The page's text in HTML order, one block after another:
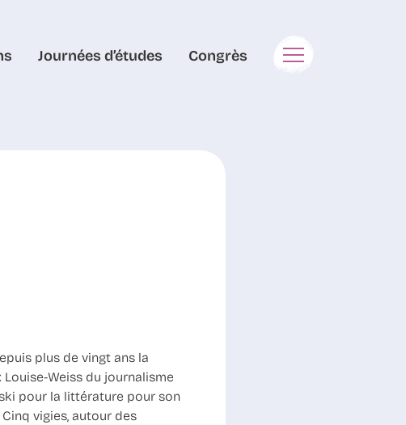
Journées d’études Congrès
plus de vingt ans la
Weiss du journalisme
pour la littérature pour son
vigies, autour des